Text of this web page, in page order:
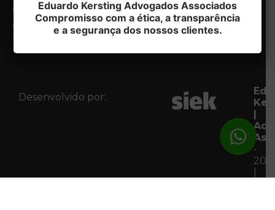
95020-412
Acessar
Fale com
o DPO
|
-
Desenvolvido por:
Eduardo Kersting Advogados Associados
Compromisso com a ética, a transparência
e a segurança dos nossos clientes.